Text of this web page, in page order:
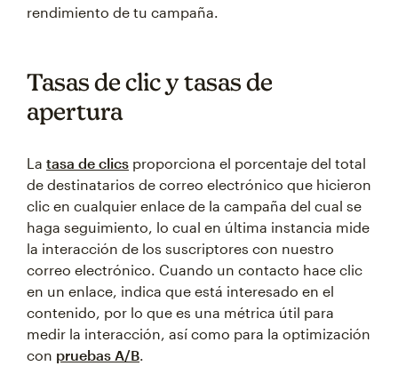
rendimiento de tu campaña.
Tasas de clic y tasas de
apertura
La tasa de clics proporciona el porcentaje del total
de destinatarios de correo electrónico que hicieron
clic en cualquier enlace de la campaña del cual se
haga seguimiento, lo cual en última instancia mide
la interacción de los suscriptores con nuestro
correo electrónico. Cuando un contacto hace clic
en un enlace, indica que está interesado en el
contenido, por lo que es una métrica útil para
medir la interacción, así como para la optimización
con pruebas A/B.